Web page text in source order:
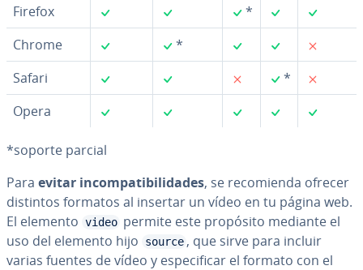
Firefox
* ✓
Chrome
* ✓
Safari
✓
*
Opera
✓
*soporte parcial
Para evitar in­co­m­pa­ti­bi­li­da­des, se re­co­mie­n­da ofrecer
distintos formatos al insertar un vídeo en tu página web.
El elemento video permite este propósito mediante el
uso del elemento hijo
source , que sirve para incluir
varias fuentes de vídeo y es­pe­ci­fi­car el formato con el